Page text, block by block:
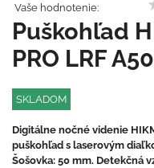
Vaše hodnotenie:
Puškohľad
PRO LRF
SKLADOM
Digitálne nočné videnie
puškohľad s laserovým
Šošovka: 50 mm. Detekčná